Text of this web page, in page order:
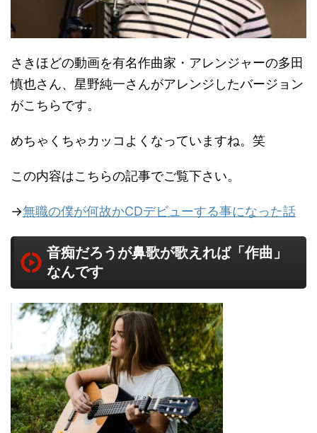
さきほどの動画を有名作曲家・アレンジャーの多田
慎也さん、星野純一さんがアレンジしたバージョン
がこちらです。
めちゃくちゃカッコよくなっていますね。笑
この内容はこちらの記事でご覧下さい。
→無職の僕が何故かCDデビューする事になった話
音痴だろうが鼻歌が歌えれば「作曲」
なんです